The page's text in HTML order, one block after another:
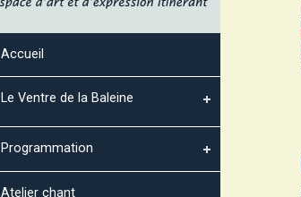
Accueil
Le Ventre de la Baleine
Programmation
Atelier chant